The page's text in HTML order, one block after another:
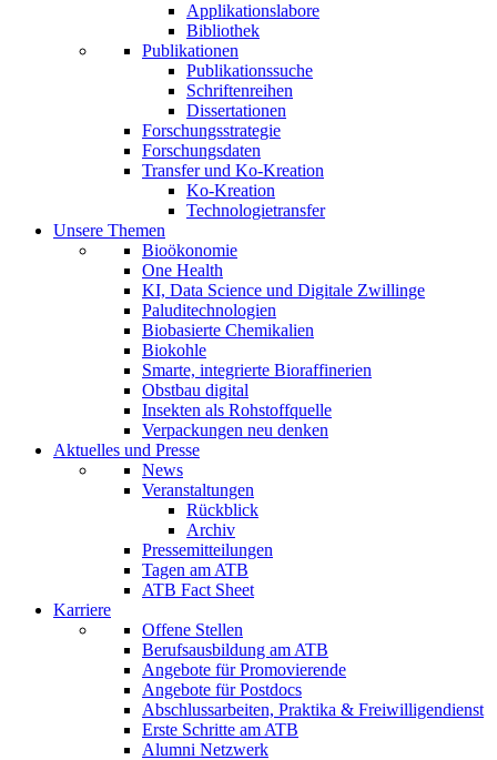
Applikationslabore
Bibliothek
Publikationen
Publikationssuche
Schriftenreihen
Dissertationen
Forschungsstrategie
Forschungsdaten
Transfer und Ko-Kreation
Ko-Kreation
Technologietransfer
Unsere Themen
Bioökonomie
One Health
KI, Data Science und Digitale Zwillinge
Paluditechnologien
Biobasierte Chemikalien
Biokohle
Smarte, integrierte Bioraffinerien
Obstbau digital
Insekten als Rohstoffquelle
Verpackungen neu denken
Aktuelles und Presse
News
Veranstaltungen
Rückblick
Archiv
Pressemitteilungen
Tagen am ATB
ATB Fact Sheet
Karriere
Offene Stellen
Berufsausbildung am ATB
Angebote für Promovierende
Angebote für Postdocs
Abschlussarbeiten, Praktika & Freiwilligendienst
Erste Schritte am ATB
Alumni Netzwerk